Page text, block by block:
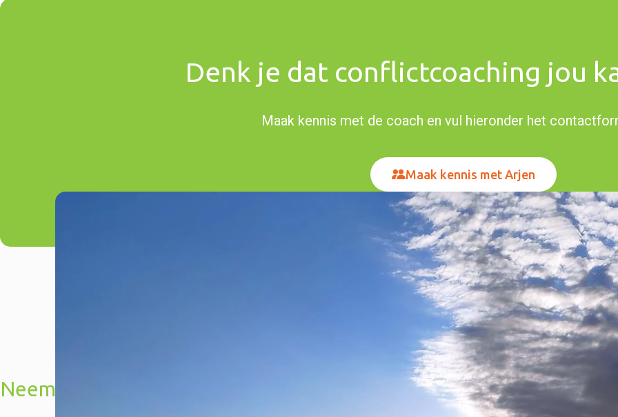
Denk je dat conflictcoaching jou
Maak kennis met de coach en vul hieronder het
Maak kennis met Arjen
Neem contact op!
Wat is jouw naam? *
Telefoon *